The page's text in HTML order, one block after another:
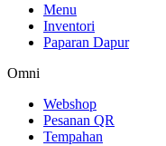
Menu
Inventori
Paparan Dapur
Omni
Webshop
Pesanan QR
Tempahan